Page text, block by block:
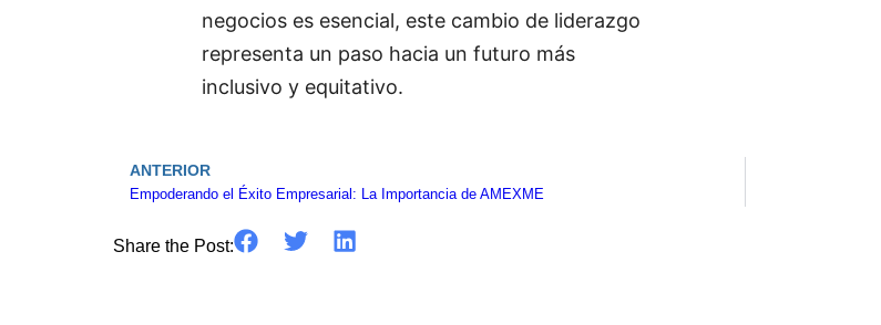
negocios es esencial, este cambio de liderazgo
representa un paso hacia un futuro más
inclusivo y equitativo.
ANTERIOR
Empoderando el Éxito Empresarial: La Importancia de AMEXME
Share the Post: